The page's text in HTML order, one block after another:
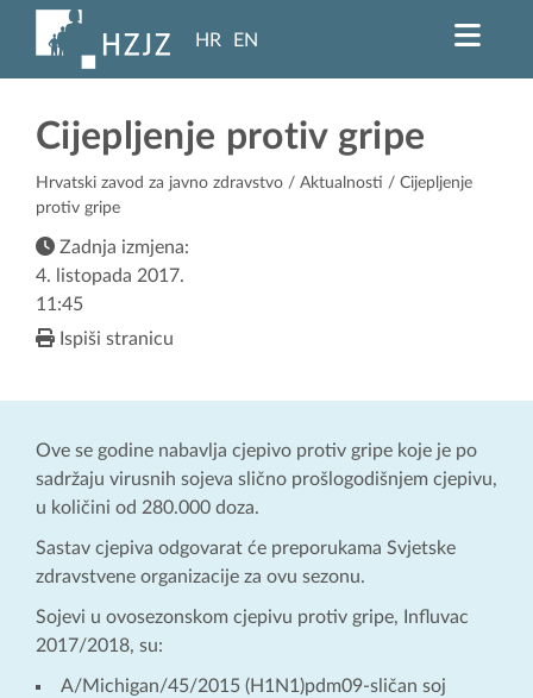
HR EN
Cijepljenje protiv gripe
Hrvatski zavod za javno zdravstvo / Aktualnosti / Cijepljenje
protiv gripe
Zadnja izmjena:
4. listopada 2017.
11:45
Ispiši stranicu
Ove se godine nabavlja cjepivo protiv gripe koje je po
sadržaju virusnih sojeva slično prošlogodišnjem cjepivu,
u količini od 280.000 doza.
Sastav cjepiva odgovarat će preporukama Svjetske
zdravstvene organizacije za ovu sezonu.
Sojevi u ovosezonskom cjepivu protiv gripe, Influvac
2017/2018, su:
A/Michigan/45/2015 (H1N1)pdm09-sličan soj